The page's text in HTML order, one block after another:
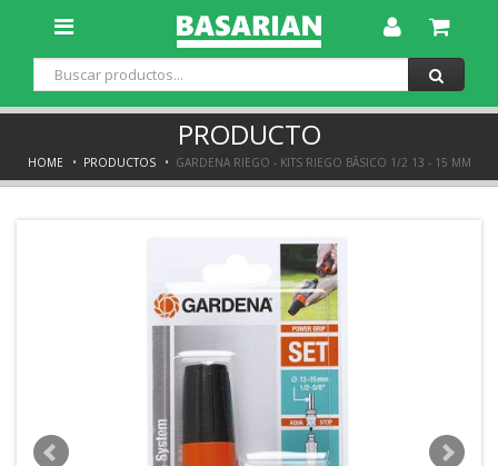
Toggle
Dropdown
PRODUCTO
HOME PRODUCTOS GARDENA RIEGO - KITS RIEGO BÃSICO 1/2 13 - 15 MM